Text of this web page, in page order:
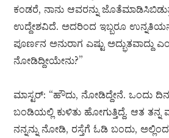
ಕಂಡರೆ, ನಾನು ಆವರನ್ನು
ಉದ್ದೇಶವಿದೆ. ಅದರಿಂದ ಇಬ್ಬರೂ
ಪೂರ್ಣನ ಅನುರಾಗ ಎಷ್ಟು ಅದ್ಭುತವಾದ್ದು
ನೋಡಿದ್ದೀಯೇನು?”
ಮಾಸ್ಟರ್: “ಹೌದು, ನೋಡಿದ್ದೇನೆ. ಒಂದು ದಿನ
ಬಂಡಿಯಲ್ಲಿ ಕುಳಿತು ಹೋಗುತ್ತಿದ್ದೆ. ಆತ
ನನ್ನನ್ನು ನೋಡಿ, ರಸ್ತೆಗೆ ಓಡಿ ಬಂದು,